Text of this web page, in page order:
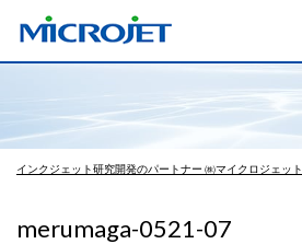
インクジェット研究開発のパートナー ㈱マイクロジェット
merumaga-0521-07